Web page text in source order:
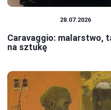
28.07.2026
Caravaggio: malarstwo,
na sztukę